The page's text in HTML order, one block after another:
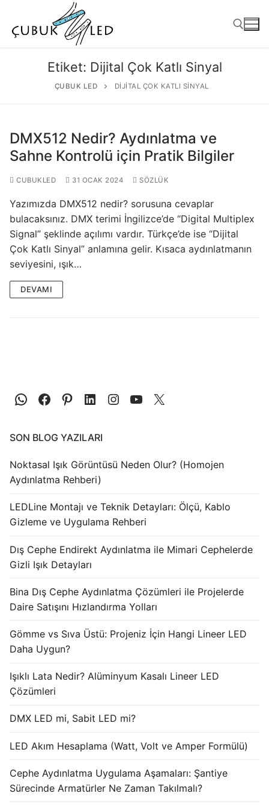
ÜRÜNLER
Kullanıma Hazır Ürünler
Sabit Gerilim Şerit LED
Alüminyum LED Profilleri
Işık Kontrol Sistemleri
DMX Kontrol Sistemleri
LED Güç Kaynakları
İç Mekan LED Driver
DMX Nedir? Ürün Çeşitleri Nelerdir?
Cephe Animasyon LEDLine Serisi
Cephe Animasyon DOTLED Serisi
Cephe Animasyon WallWasher Serisi
Etiket: Dijital Çok Katlı Sinyal
ÇUBUK LED DIJITAL ÇOK KATLI SINYAL
DMX512 Nedir? Aydınlatma ve
Sahne Kontrolü için Pratik Bilgiler
CUBUKLED 31 OCAK 2024 SÖZLÜK
Yazımızda DMX512 nedir? sorusuna cevaplar
bulacaksınız. DMX terimi İngilizce’de “Digital Multiplex
Signal” şeklinde açılımı vardır. Türkçe’de ise “Dijital
Çok Katlı Sinyal” anlamına gelir. Kısaca aydınlatmanın
seviyesini, ışık…
DEVAMI
SON BLOG YAZILARI
Noktasal Işık Görüntüsü Neden Olur? (Homojen
Aydınlatma Rehberi)
LEDLine Montajı ve Teknik Detayları: Ölçü, Kablo
Gizleme ve Uygulama Rehberi
Dış Cephe Endirekt Aydınlatma ile Mimari Cephelerde
Gizli Işık Detayları
Bina Dış Cephe Aydınlatma Çözümleri ile Projelerde
Daire Satışını Hızlandırma Yolları
Gömme vs Sıva Üstü: Projeniz İçin Hangi Lineer LED
Daha Uygun?
Işıklı Lata Nedir? Alüminyum Kasalı Lineer LED
Çözümleri
DMX LED mi, Sabit LED mi?
LED Akım Hesaplama (Watt, Volt ve Amper Formülü)
Cephe Aydınlatma Uygulama Aşamaları: Şantiye
Sürecinde Armatürler Ne Zaman Takılmalı?